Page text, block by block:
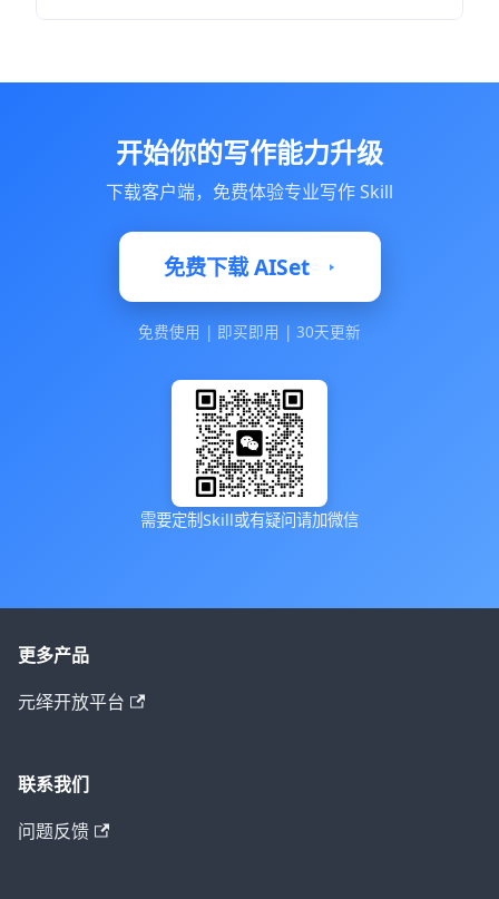
开始你的写作能力升级
下载客户端，免费体验专业写作 Skill
免费下载 AISet
免费使用 | 即买即用 | 30天更新
需要定制Skill或有疑问请加微信
更多产品
元绎开放平台
联系我们
问题反馈